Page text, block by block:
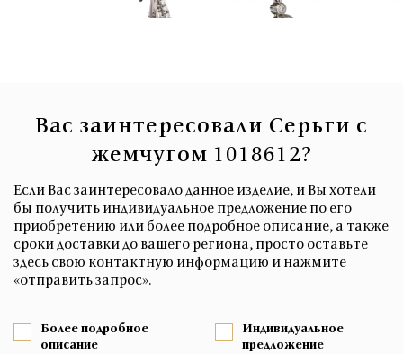
Вас заинтересовали Серьги с
жемчугом 1018612?
Если Вас заинтересовало данное изделие, и Вы хотели
бы получить индивидуальное предложение по его
приобретению или более подробное описание, а также
сроки доставки до вашего региона, просто оставьте
здесь свою контактную информацию и нажмите
«отправить запрос».
Более подробное
описание
Индивидуальное
предложение